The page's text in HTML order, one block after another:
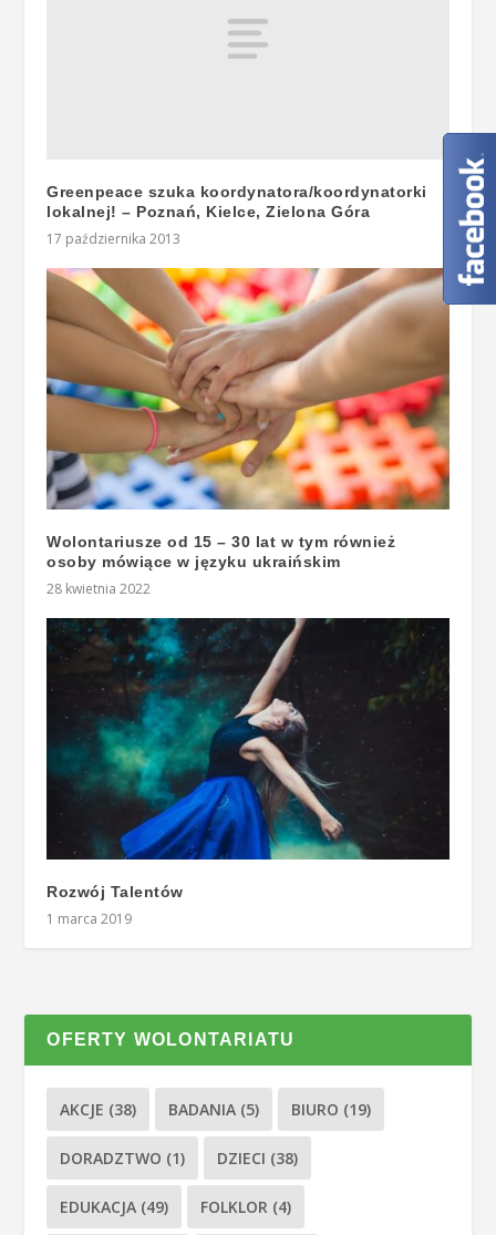
Greenpeace szuka koordynatora/koordynatorki
lokalnej! – Poznań, Kielce, Zielona Góra
17 października 2013
Wolontariusze od 15 – 30 lat w tym również
osoby mówiące w języku ukraińskim
28 kwietnia 2022
Rozwój Talentów
1 marca 2019
OFERTY WOLONTARIATU
AKCJE (38) BADANIA (5) BIURO (19)
DORADZTWO (1) DZIECI (38)
EDUKACJA (49) FOLKLOR (4)